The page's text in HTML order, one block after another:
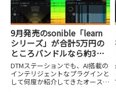
9月発売のsonible「learn
シリーズ」が合計5万円の
ところバンドルなら約3万
円！AIを駆使した新世代の
ミキシングがスゴすぎる！
DTMステーションでも、AI搭載の
インテリジェントなプラグインと
して何度か紹介してきたオースト